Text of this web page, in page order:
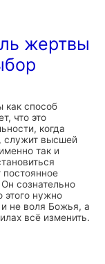
жертвы
как способ
что это
когда
служит высшей
так и
постоянное
сознательно
этого нужно
и не воля Божья, а
всё изменить.